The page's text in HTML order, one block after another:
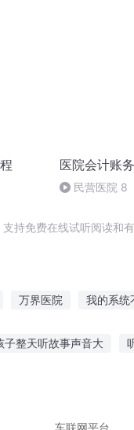
医院会计账
民营医院 8
持免费在线试听阅读和
万界医院 我的系统
子整天听故事声音大
车联网平台